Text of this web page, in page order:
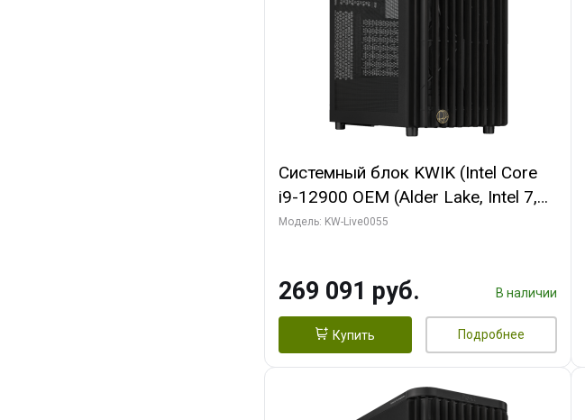
Системный блок KWIK (Intel Core
i9-12900 OEM (Alder Lake, Intel 7,
C16 8EC/8PC/T2/ 64 ГБ ОЗУ (2
HDMI/ 1 ТБ SSD)
Модель: KW-Live0055
269 091 руб. В наличии
Купить Подробнее